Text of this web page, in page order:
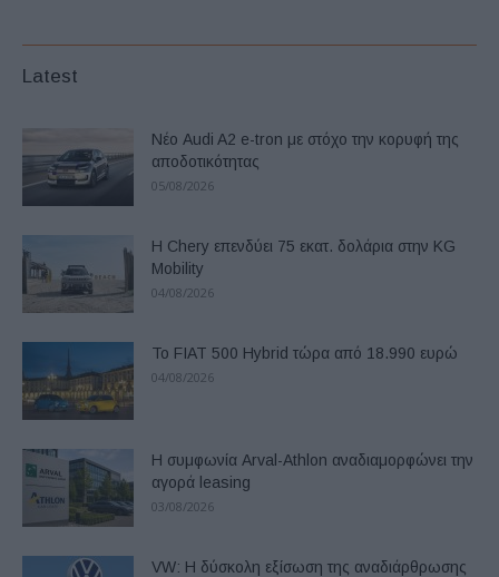
Latest
Νέο Audi A2 e-tron με στόχο την κορυφή της
αποδοτικότητας
05/08/2026
Η Chery επενδύει 75 εκατ. δολάρια στην KG
Mobility
04/08/2026
Το FIAT 500 Hybrid τώρα από 18.990 ευρώ
04/08/2026
Η συμφωνία Arval-Athlon αναδιαμορφώνει την
αγορά leasing
03/08/2026
VW: Η δύσκολη εξίσωση της αναδιάρθρωσης